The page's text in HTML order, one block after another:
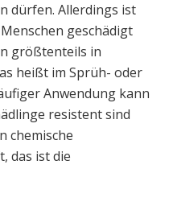
dürfen. Allerdings ist
geschädigt
größtenteils in
heißt im Sprüh- oder
Anwendung kann
resistent sind
chemische
das ist die